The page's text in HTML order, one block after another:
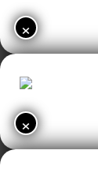
×
×